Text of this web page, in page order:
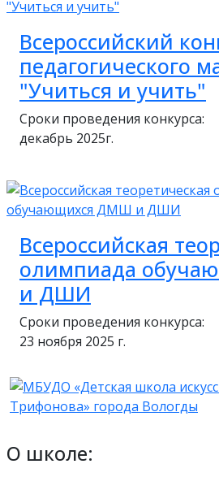
Всероссийский
педагогического
"Учиться и учить"
Сроки проведения конкурса:
декабрь 2025г.
Всероссийская
олимпиада
и ДШИ
Сроки проведения конкурса:
23 ноября 2025 г.
О школе: